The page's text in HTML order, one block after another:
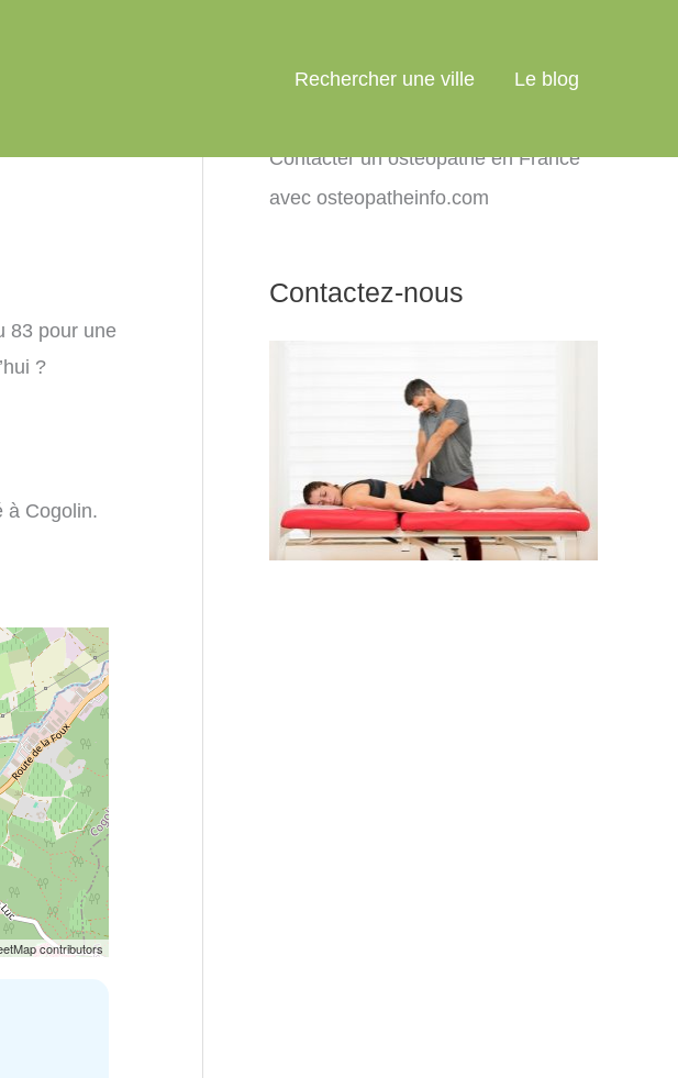
Rechercher une ville Le blog
83 pour une
?
à Cogolin.
contributors
Contacter un ostéopathe en France
avec osteopatheinfo.com
Contactez-nous